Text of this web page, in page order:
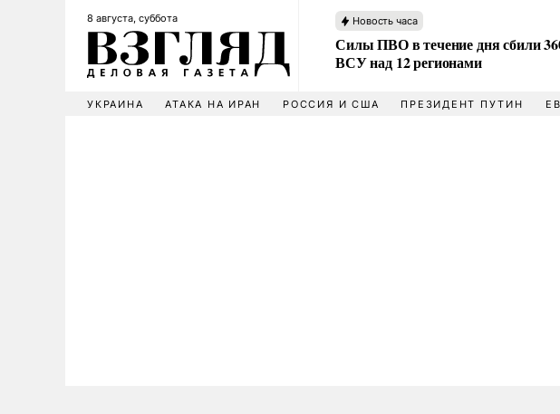
8 августа, суббота Новость часа
Силы ПВО в течение дня сбили
ВСУ над 12 регионами
УКРАИНА АТАКА НА ИРАН РОССИЯ И США ПРЕЗИДЕНТ ПУТИН